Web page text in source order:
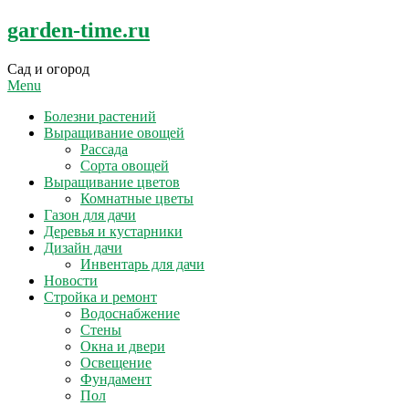
Skip
to
garden-time.ru
Сад и огород
Menu
Болезни растений
Выращивание овощей
Рассада
Сорта овощей
Выращивание цветов
Комнатные цветы
Газон для дачи
Деревья и кустарники
Дизайн дачи
Инвентарь для дачи
Новости
Стройка и ремонт
Водоснабжение
Стены
Окна и двери
Освещение
Фундамент
Пол